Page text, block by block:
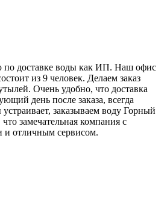
по доставке воды как ИП. Наш офис
из 9 человек. Делаем заказ
Очень удобно, что доставка
день после заказа, всегда
заказываем воду Горный
замечательная компания с
и отличным сервисом.